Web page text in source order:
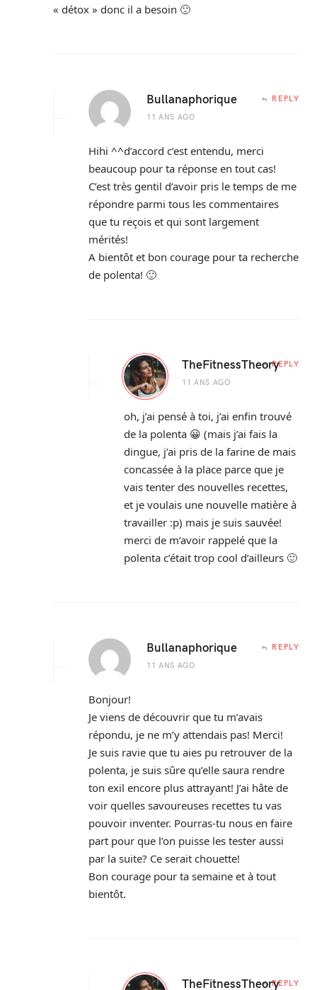
« détox » donc il a besoin 🙂
Bullanaphorique
11 ANS AGO
REPLY
Hihi ^^d’accord c’est entendu, merci
beaucoup pour ta réponse en tout cas!
C’est très gentil d’avoir pris le temps de me
répondre parmi tous les commentaires
que tu reçois et qui sont largement
mérités!
A bientôt et bon courage pour ta recherche
de polenta! 🙂
TheFitnessTheory
11 ANS AGO
REPLY
oh, j’ai pensé à toi, j’ai enfin trouvé
de la polenta 😀 (mais j’ai fais la
dingue, j’ai pris de la farine de mais
concassée à la place parce que je
vais tenter des nouvelles recettes,
et je voulais une nouvelle matière à
travailler :p) mais je suis sauvée!
merci de m’avoir rappelé que la
polenta c’était trop cool d’ailleurs 🙂
Bullanaphorique
11 ANS AGO
REPLY
Bonjour!
Je viens de découvrir que tu m’avais
répondu, je ne m’y attendais pas! Merci!
Je suis ravie que tu aies pu retrouver de la
polenta, je suis sûre qu’elle saura rendre
ton exil encore plus attrayant! J’ai hâte de
voir quelles savoureuses recettes tu vas
pouvoir inventer. Pourras-tu nous en faire
part pour que l’on puisse les tester aussi
par la suite? Ce serait chouette!
Bon courage pour ta semaine et à tout
bientôt.
TheFitnessTheoryREPLY